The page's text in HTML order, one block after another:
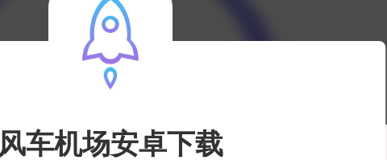
风车机场安卓下载